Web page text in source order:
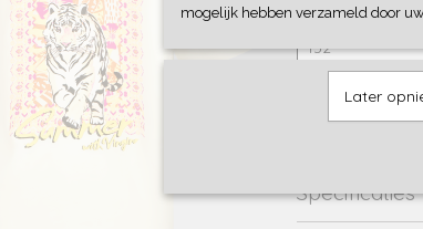
Vingino
IN
Specificaties
mogelijk hebben verzameld door
Later